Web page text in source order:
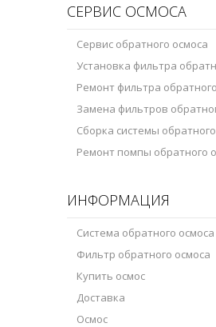
СЕРВИС ОСМОСА
Сервис обратного осмоса
Установка фильтра
Ремонт фильтра
Замена фильтров
Сборка системы
Ремонт помпы обратного
ИНФОРМАЦИЯ
Система обратного осмоса
Фильтр обратного осмоса
Купить осмос
Доставка
Осмос